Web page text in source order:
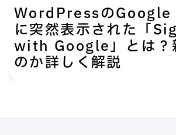
WordPressの
に突然表示された「
with Google」とは？
のか詳しく解説